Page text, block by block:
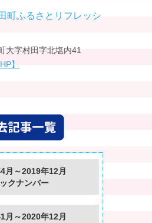
町ふるさとリフレッシ
大字村田字北塩内41
】
月～2019年12月
クナンバー
月～2020年12月